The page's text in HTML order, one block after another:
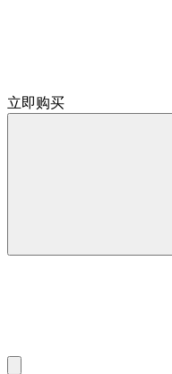
立即购买